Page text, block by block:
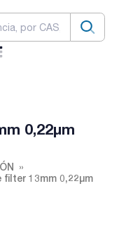
0,22µm
filter 13mm 0,22µm